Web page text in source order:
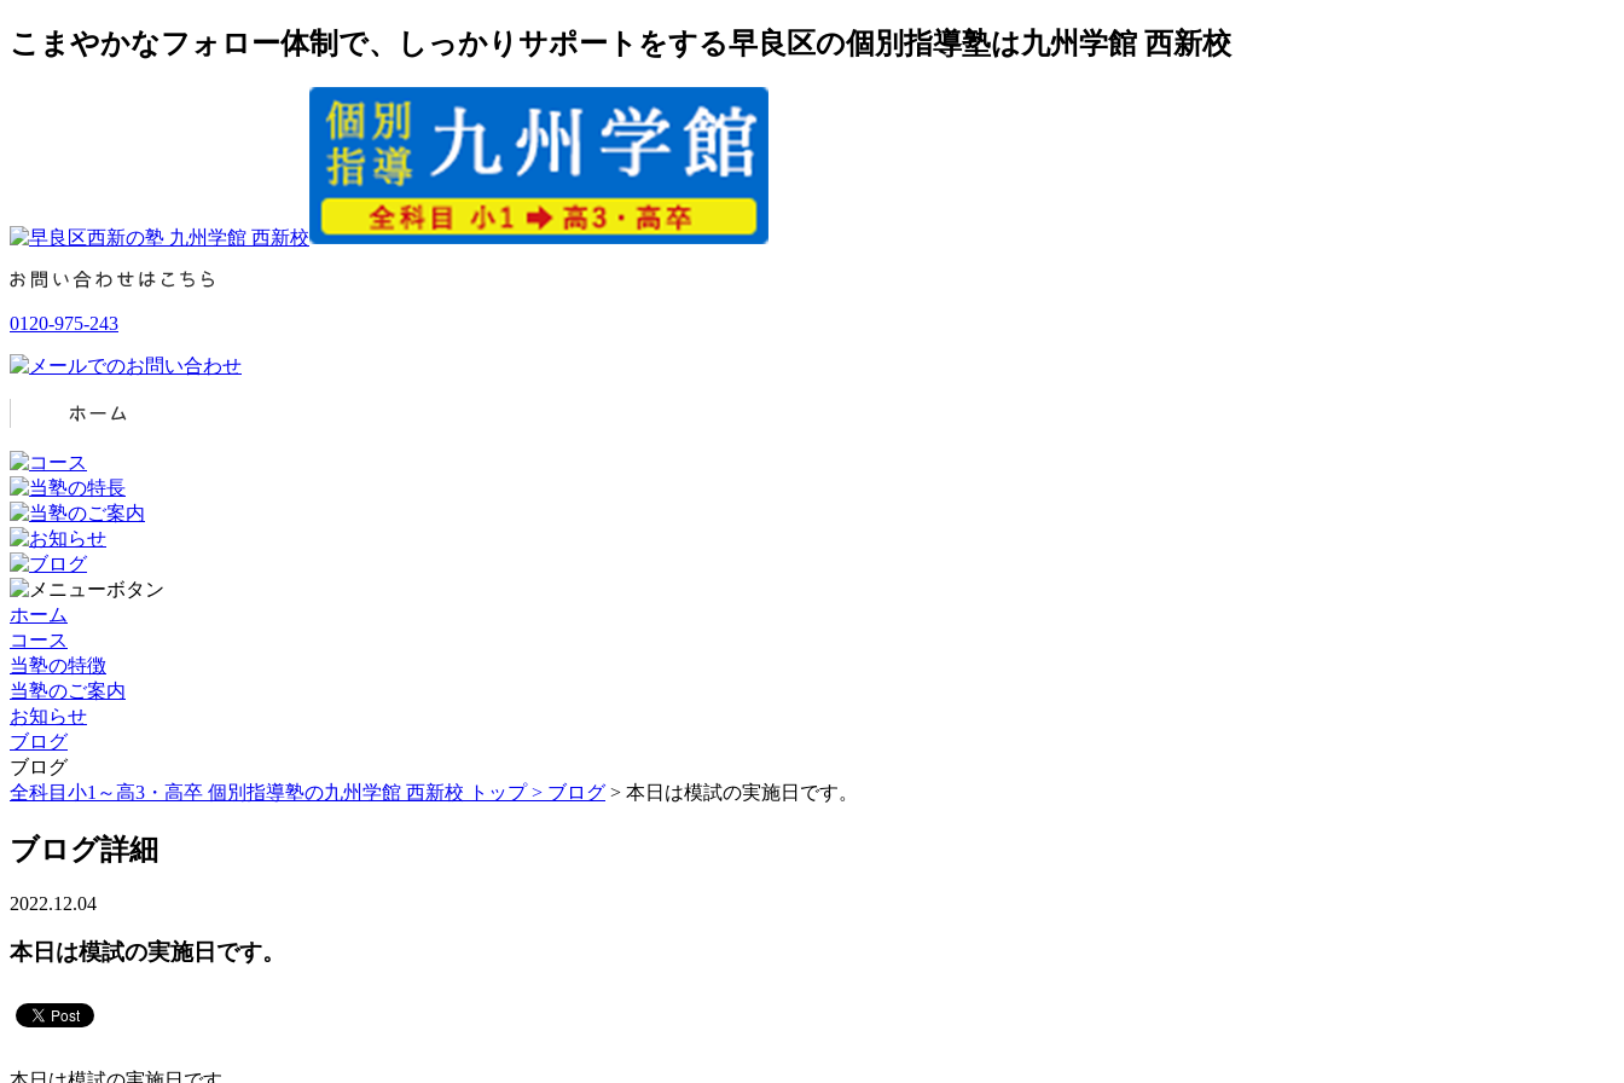
こまやかなフォロー体制で、しっかりサポートをする早良区の個別指導塾は九州学館 西新校
0120-975-243
ホーム
コース
当塾の特徴
当塾のご案内
お知らせ
ブログ
ブログ
全科目小1～高3・高卒 個別指導塾の九州学館 西新校 トップ > ブログ > 本日は模試の実施日です。
ブログ詳細
2022.12.04
本日は模試の実施日です。